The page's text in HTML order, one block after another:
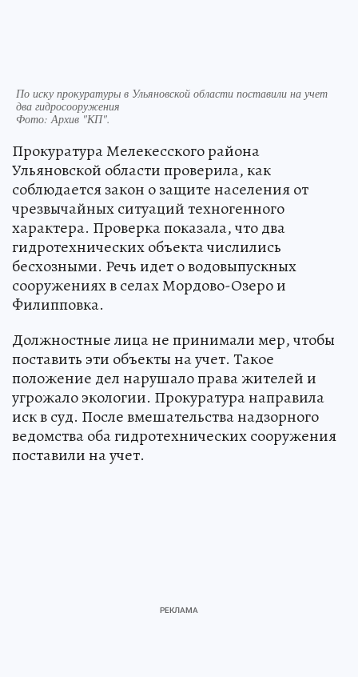
По иску прокуратуры в Ульяновской области поставили на учет
два гидросооружения
Фото:Архив "КП".
Прокуратура Мелекесского района
Ульяновской области проверила, как
соблюдается закон о защите населения от
чрезвычайных ситуаций техногенного
характера. Проверка показала, что два
гидротехнических объекта числились
бесхозными. Речь идет о водовыпускных
сооружениях в селах Мордово-Озеро и
Филипповка.
Должностные лица не принимали мер, чтобы
поставить эти объекты на учет. Такое
положение дел нарушало права жителей и
угрожало экологии. Прокуратура направила
иск в суд. После вмешательства надзорного
ведомства оба гидротехнических сооружения
поставили на учет.